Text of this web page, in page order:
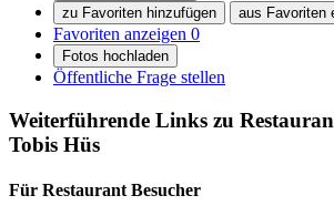
zu Favoriten hinzufügen
aus Favoriten
Favoriten anzeigen 0
Fotos hochladen
Öffentliche Frage stellen
Weiterführende Links zu
Tobis Hüs
Für Restaurant Besucher